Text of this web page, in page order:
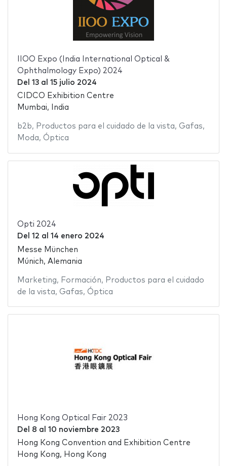
IIOO Expo (India International Optical &
Ophthalmology Expo) 2024
Del 13al 15 julio 2024
CIDCO Exhibition Centre
Mumbai, India
b2b, Productos para el cuidado de la vista, Gafas,
Moda, Óptica
Opti 2024
Del 12 al 14 enero 2024
Messe München
Múnich, Alemania
Marketing, Formación, Productos para el cuidado
de la vista, Gafas, Óptica
Hong Kong Optical Fair 2023
Del 8 al 10 noviembre 2023
Hong Kong Convention and Exhibition Centre
Hong Kong, Hong Kong